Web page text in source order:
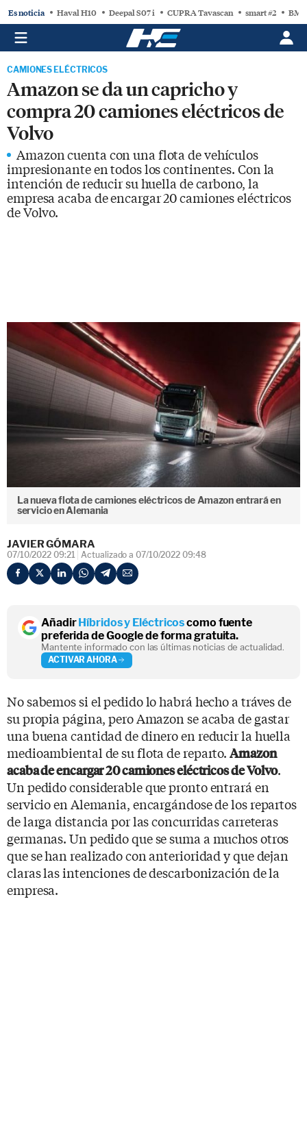
Es noticia Haval H10 Deepal S07 i CUPRA Tavascan smart #2
CAMIONES ELÉCTRICOS
Amazon se da un capricho y
compra 20 camiones eléctricos de
Volvo
Amazon cuenta con una flota de vehículos
impresionante en todos los continentes. Con la
intención de reducir su huella de carbono, la
empresa acaba de encargar 20 camiones eléctricos
de Volvo.
La nueva flota de camiones eléctricos de Amazon entrará en
servicio en Alemania
JAVIER GÓMARA
07/10/2022 09:21 Actualizado a 07/10/2022 09:48
AñadirHíbridos y Eléctricoscomo fuente
preferida de Google de forma gratuita.
Mantente informado con las últimas noticias de actualidad.
ACTIVAR AHORA
No sabemos si el pedido lo habrá hecho a tráves de
su propia página, pero Amazon se acaba de gastar
una buena cantidad de dinero en reducir la huella
medioambiental de su flota de reparto.Amazon
acaba de encargar 20 camiones eléctricos de Volvo.
Un pedido considerable que pronto entrará en
servicio en Alemania, encargándose de los repartos
de larga distancia por las concurridas carreteras
germanas. Un pedido que se suma a muchos otros
que se han realizado con anterioridad y que dejan
claras las intenciones de descarbonización de la
empresa.